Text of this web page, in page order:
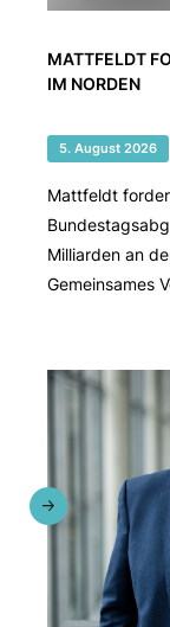
MATTFELDT
IM NORDEN
5. August 2026
Mattfeldt
Milliarden an
Gemeinsames